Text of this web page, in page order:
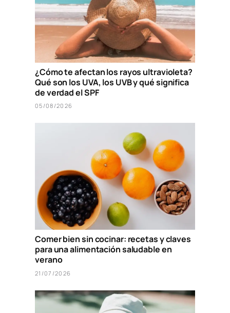
¿Cómo te afectan los rayos ultravioleta?
Qué son los UVA, los UVB y qué significa
de verdad el SPF
05/08/2026
Comer bien sin cocinar: recetas y claves
para una alimentación saludable en
verano
21/07/2026